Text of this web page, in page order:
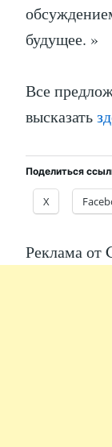
будущее. »
Все
высказать
Поделиться
X
Реклама от